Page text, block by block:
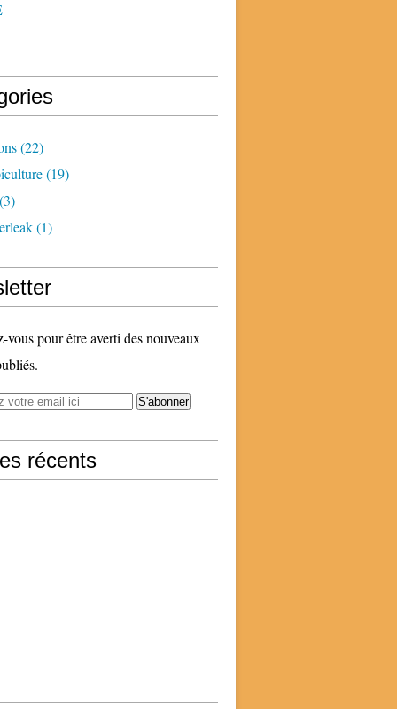
(22)
(19)
(1)
vous pour être averti des nouveaux
récents